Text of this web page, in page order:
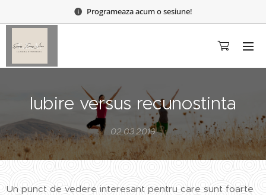
Programeaza acum o sesiune!
Iubire versus recunostinta
02.03.2019
Un punct de vedere interesant pentru care sunt foarte